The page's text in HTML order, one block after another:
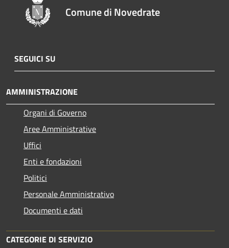
Comune di Novedrate
SEGUICI SU
AMMINISTRAZIONE
Organi di Governo
Aree Amministrative
Uffici
Enti e fondazioni
Politici
Personale Amministrativo
Documenti e dati
CATEGORIE DI SERVIZIO